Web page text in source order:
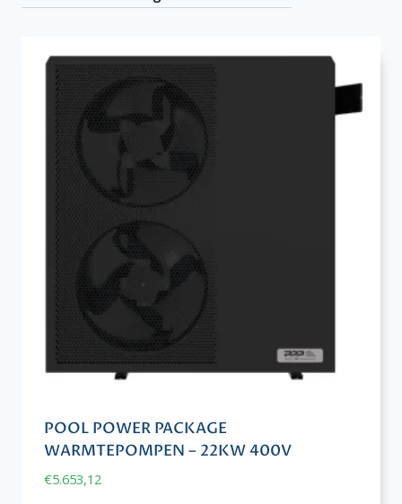
POOL POWER PACKAGE
WARMTEPOMPEN – 22KW 400V
€5.653,12